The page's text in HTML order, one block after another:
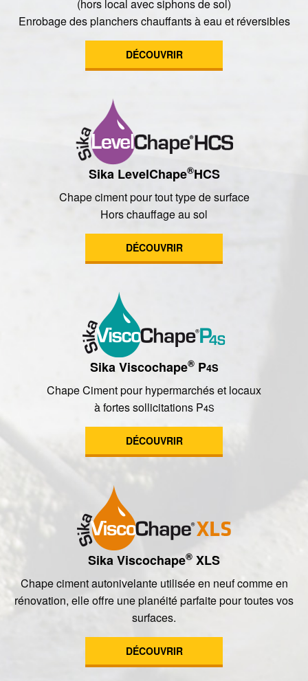
(hors local avec siphons de sol)
Enrobage des planchers chauffants à eau et réversibles
DÉCOUVRIR
Sika LevelChape®HCS
Chape ciment pour tout type de surface
Hors chauffage au sol
DÉCOUVRIR
Sika Viscochape®P4S
Chape Ciment pour hypermarchés et locaux
à fortes sollicitations P4S
DÉCOUVRIR
Sika Viscochape® XLS
Chape ciment autonivelante utilisée en neuf comme en
rénovation, elle offre une planéité parfaite pour toutes vos
surfaces.
DÉCOUVRIR